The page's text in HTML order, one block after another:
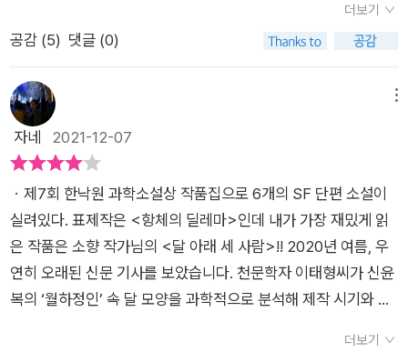
실용적인 투명 마스크가 생긴다면 그나마 코로나 이전의 삶을 조
금은 떠올릴 수 있지 않을까 싶었다. 책을 읽을 때, 꼭 표지를 읽
으라는 말이 있다. 앞 표지에는 산소마스크를 쓴 소년, 땅에 닿자
마자 빠른 속도로 자라는 식물, 제비의 모습을 한 우주복이 있고,
뒷 표지에는 달과 로봇 강아지, 사람과 소통하는 식물, 무방비 상
태의 한 남자의 모습이다. 이 책에 담긴 여섯 편의 이야기를 나타
눈에 띈 것이 못대 아쉬웠다. 미리 생각 해보고 읽을 걸...​제7회 한
낙원과학소설상 수상작이자 대표 제목인 <항체의 딜레마>가 역
시 제일 흥미로웠다. 공기 중에 떠다니는 논(None) 바이러스가
지구를 완전히 장악한 미래사회에서 '이브'란 소녀는 부모님을 잃
고, 혼자 살아간다. 지하에 설치된 감염인 구역과 비감염인 구역
을 중심으로 청소일을 하는 이브의 일과는 꽤 단조롭다. 청소하
더보기
공감 (5) 댓글 (0)
자네 2021-12-07
ㆍ제7회 한낙원 과학소설상 작품집으로 6개의 SF 단편 소설이
실려있다. 표제작은 <항체의 딜레마>인데 내가 가장 재밌게 읽
은 작품은 소향 작가님의 <달 아래 세 사람>!! 2020년 여름, 우
연히 오래된 신문 기사를 보았습니다. 천문학자 이태형씨가 신윤
복의 ‘월하정인’ 속 달 모양을 과학적으로 분석해 제작 시기와 시
더보기